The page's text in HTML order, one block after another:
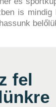
is mindig
fel